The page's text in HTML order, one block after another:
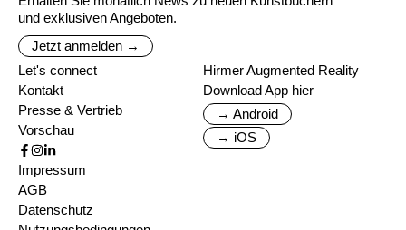
und exklusiven Angeboten.
Jetzt anmelden →
Let's connect
Kontakt
Presse & Vertrieb
Vorschau
Hirmer Augmented Reality
Download App hier
→ Android
→ iOS
Impressum
AGB
Datenschutz